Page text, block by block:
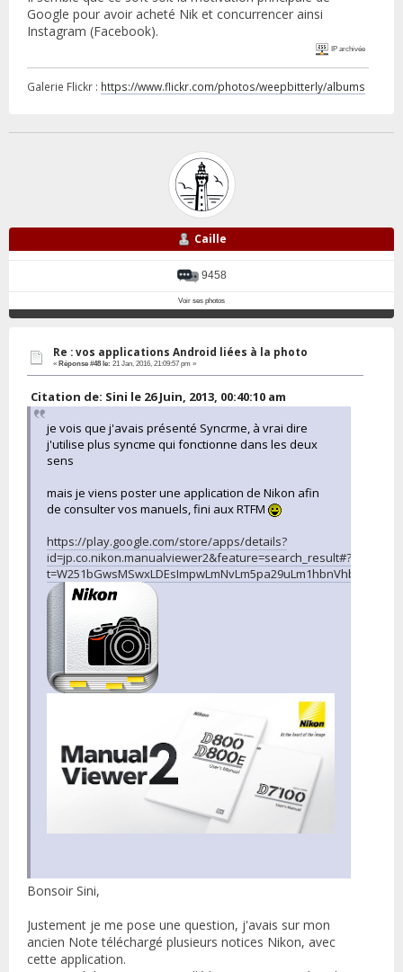
Google pour avoir acheté Nik et concurrencer ainsi
Instagram (Facebook).
IP archivée
Galerie Flickr : https://www.flickr.com/photos/weepbitterly/albums
Caille
9458
Voir ses photos
Re : vos applications Android liées à la photo
« Réponse #48 le: 21 Jan, 2016, 21:09:57 pm »
Citation de: Sini le 26 Juin, 2013, 00:40:10 am
je vois que j'avais présenté Syncrme, à vrai dire
j'utilise plus syncme qui fonctionne dans les deux
sens
mais je viens poster une application de Nikon afin
de consulter vos manuels, fini aux RTFM
https://play.google.com/store/apps/details?
id=jp.co.nikon.manualviewer2&feature=search_result#?
Bonsoir Sini,
Justement je me pose une question, j'avais sur mon
ancien Note téléchargé plusieurs notices Nikon, avec
cette application.